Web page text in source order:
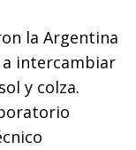
la Argentina
intercambiar
y colza.